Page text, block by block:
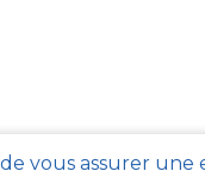
vous assurer une